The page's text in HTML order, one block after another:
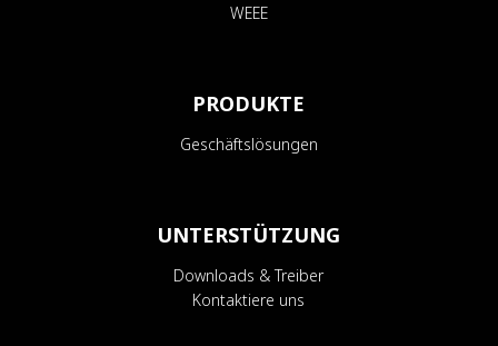
WEEE
PRODUKTE
Geschäftslösungen
UNTERSTÜTZUNG
Downloads & Treiber
Kontaktiere uns